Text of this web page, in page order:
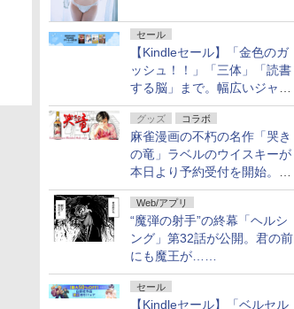
セール
【Kindleセール】「金色のガ
ッシュ！！」「三体」「読書
する脳」まで。幅広いジャン
ルの電子書籍が最大65％オ
フ！「Kindle本サマーセー
ル」第2弾が開催中！
グッズ コラボ
麻雀漫画の不朽の名作「哭き
の竜」ラベルのウイスキーが
本日より予約受付を開始。8
月16日まで
Web/アプリ
“魔弾の射手”の終幕「ヘルシ
ング」第32話が公開。君の前
にも魔王が……
セール
【Kindleセール】「ベルセル